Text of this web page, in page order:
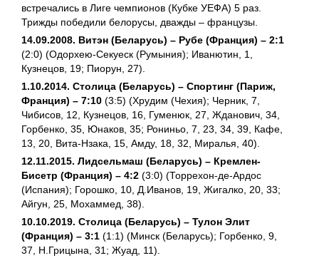
встречались в Лиге чемпионов (Кубке УЕФА) 5 раз.
Трижды победили белорусы, дважды – французы.
14.09.2008. Витэн (Беларусь) – Рубе (Франция) – 2:1
(2:0) (Одорхею-Секуеск (Румыния); Иванютин, 1,
Кузнецов, 19; Пиорун, 27).
1.10.2014. Столица (Беларусь) – Спортинг (Париж,
Франция) – 7:10 (3:5) (Хрудим (Чехия); Черник, 7,
Чибисов, 12, Кузнецов, 16, Гуменюк, 27, Жданович, 34,
Горбенко, 35, Юнаков, 35; Рониньо, 7, 23, 34, 39, Кафе,
13, 20, Вита-Нзака, 15, Амду, 18, 32, Миралья, 40).
12.11.2015. Лидсельмаш (Беларусь) – Кремлен-
Бисетр (Франция) – 4:2 (3:0) (Торрехон-де-Ардос
(Испания); Горошко, 10, Д.Иванов, 19, Жигалко, 20, 33;
Айгун, 25, Мохаммед, 38).
10.10.2019. Столица (Беларусь) – Тулон Элит
(Франция) – 3:1 (1:1) (Минск (Беларусь); Горбенко, 9,
37, Н.Грицына, 31; Жуад, 11).